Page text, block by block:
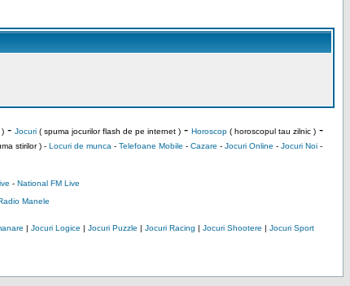
- Jocuri( spuma jocurilor flash de pe internet )- Horoscop( horoscopul tau zilnic )-
stirilor ) - Locuri de munca - Telefoane Mobile - Cazare - Jocuri Online - Jocuri Noi-
- National FM Live
Manele
| Jocuri Logice | Jocuri Puzzle | Jocuri Racing | Jocuri Shootere | Jocuri Sport